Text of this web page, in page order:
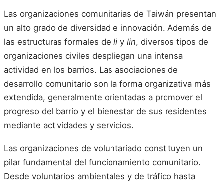
Las organizaciones comunitarias de Taiwán presentan
un alto grado de diversidad e innovación. Además de
las estructuras formales de li y lin, diversos tipos de
organizaciones civiles despliegan una intensa
actividad en los barrios. Las asociaciones de
desarrollo comunitario son la forma organizativa más
extendida, generalmente orientadas a promover el
progreso del barrio y el bienestar de sus residentes
mediante actividades y servicios.
Las organizaciones de voluntariado constituyen un
pilar fundamental del funcionamiento comunitario.
Desde voluntarios ambientales y de tráfico hasta